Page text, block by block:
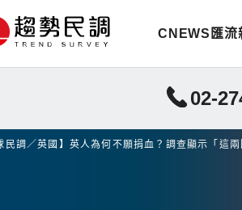
CNEWS匯流
02-
民調／英國】英人為何不願捐血？調查顯示「這